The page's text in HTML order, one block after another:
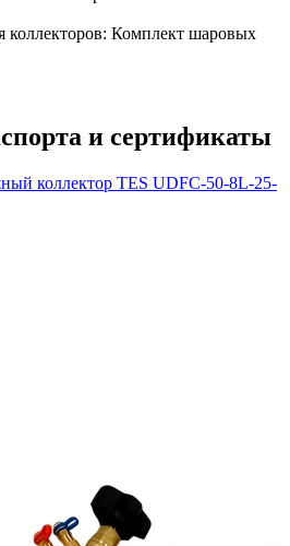
коллекторов: Комплект шаровых
и сертификаты
коллектор TES UDFC-50-8L-25-